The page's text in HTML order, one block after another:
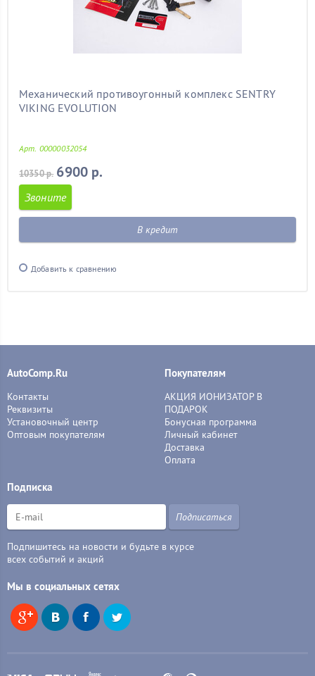
Механический противоугонный комплекс SENTRY
VIKING EVOLUTION
Арт. 00000032054
10350 р. 6900 р.
Звоните
В кредит
Добавить к сравнению
AutoComp.Ru
Контакты
Реквизиты
Установочный центр
Оптовым покупателям
Покупателям
АКЦИЯ ИОНИЗАТОР В
ПОДАРОК
Бонусная программа
Личный кабинет
Доставка
Оплата
Подписка
Подписаться
Подпишитесь на новости и будьте в курсе
всех событий и акций
Мы в социальных сетях